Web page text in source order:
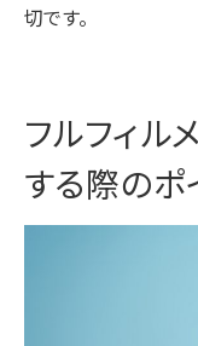
切です。
フルフィル
する際のポ